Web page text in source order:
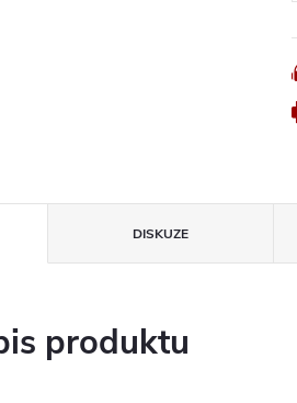
DISKUZE
produktu